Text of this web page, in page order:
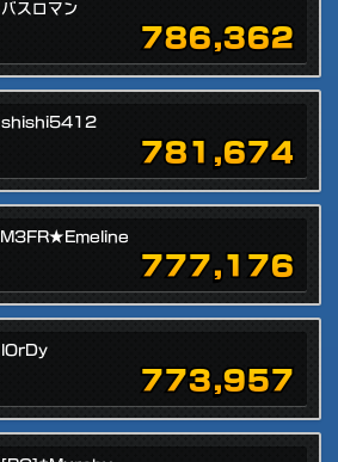
バスロマン
786,362
shishi5412
781,674
M3FR★Emeline
777,176
lOrDy
773,957